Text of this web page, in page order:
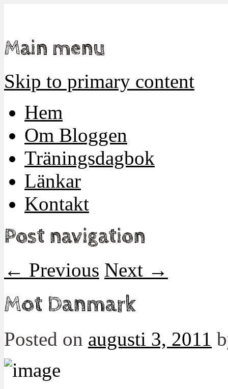
Main menu
Skip to primary content
Hem
Om Bloggen
Träningsdagbok
Länkar
Kontakt
Post navigation
← Previous Next →
Mot Danmark
Posted on augusti 3, 2011